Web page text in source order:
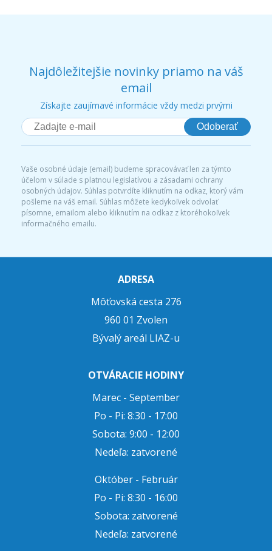
Najdôležitejšie novinky priamo na váš
email
Získajte zaujímavé informácie vždy medzi prvými
Odoberať
Vaše osobné údaje (email) budeme spracovávať len za týmto
účelom v súlade s platnou legislatívou a zásadami ochrany
osobných údajov. Súhlas potvrdíte kliknutím na odkaz, ktorý vám
pošleme na váš email. Súhlas môžete kedykoľvek odvolať
písomne, emailom alebo kliknutím na odkaz z ktoréhokoľvek
informačného emailu.
ADRESA
Môťovská cesta 276
960 01 Zvolen
Bývalý areál LIAZ-u
OTVÁRACIE HODINY
Marec - September
Po - Pi: 8:30 - 17:00
Sobota: 9:00 - 12:00
Nedeľa: zatvorené
Október - Február
Po - Pi: 8:30 - 16:00
Sobota: zatvorené
Nedeľa: zatvorené